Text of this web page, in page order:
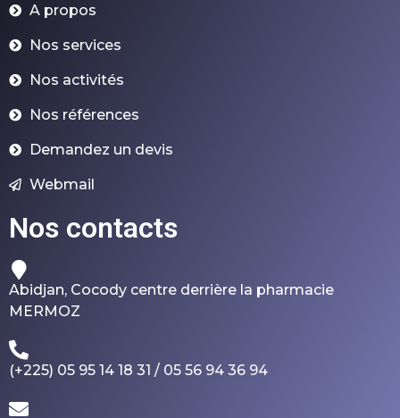
A propos
Nos services
Nos activités
Nos références
Demandez un devis
Webmail
Nos contacts
Abidjan, Cocody centre derrière la pharmacie
MERMOZ
(+225) 05 95 14 18 31 / 05 56 94 36 94